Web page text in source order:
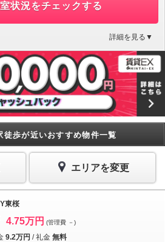
状況をチェックする
詳細を見る▼
徒歩が近いおすすめ物件一覧
エリアを変更
東桜
4.75万円 (管理費 －)
9.2万円 /礼金 無料